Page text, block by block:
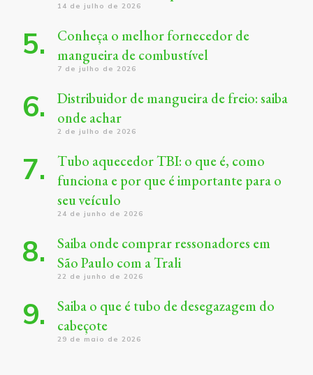
14 de julho de 2026
Conheça o melhor fornecedor de
mangueira de combustível
7 de julho de 2026
Distribuidor de mangueira de freio: saiba
onde achar
2 de julho de 2026
Tubo aquecedor TBI: o que é, como
funciona e por que é importante para o
seu veículo
24 de junho de 2026
Saiba onde comprar ressonadores em
São Paulo com a Trali
22 de junho de 2026
Saiba o que é tubo de desegazagem do
cabeçote
29 de maio de 2026